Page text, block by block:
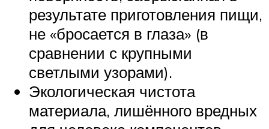
результате приготовления пищи,
не «бросается в глаза» (в
сравнении с крупными
светлыми узорами).
Экологическая чистота
материала, лишённого вредных